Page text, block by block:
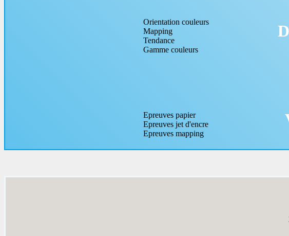
Orientation couleurs
Mapping
Tendance
Gamme couleurs
Epreuves papier
Epreuves jet d'encre
Epreuves mapping